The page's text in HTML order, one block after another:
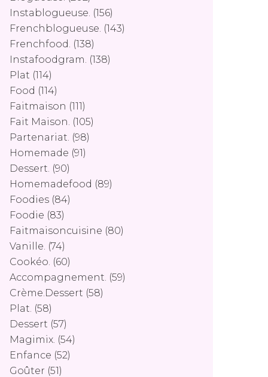
Instablogueuse. (156)
Frenchblogueuse. (143)
Frenchfood. (138)
Instafoodgram. (138)
Plat (114)
Food (114)
Faitmaison (111)
Fait Maison. (105)
Partenariat. (98)
Homemade (91)
Dessert. (90)
Homemadefood (89)
Foodies (84)
Foodie (83)
Faitmaisoncuisine (80)
Vanille. (74)
Cookéo. (60)
Accompagnement. (59)
Crème.dessert (58)
Plat. (58)
Dessert (57)
Magimix. (54)
Enfance (52)
Goûter (51)